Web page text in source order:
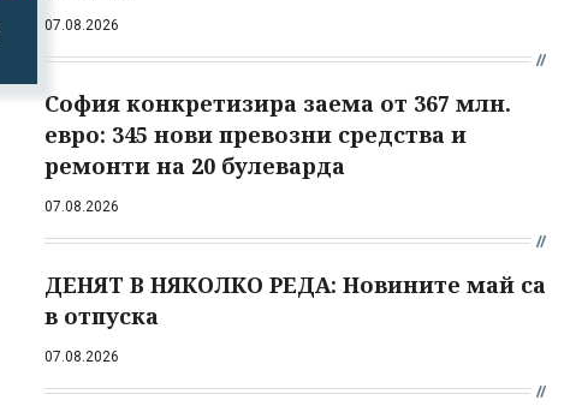
07.08.2026
София конкретизира заема от 367 млн.
евро: 345 нови превозни средства и
ремонти на 20 булеварда
07.08.2026
ДЕНЯТ В НЯКОЛКО РЕДА: Новините май са
в отпуска
07.08.2026